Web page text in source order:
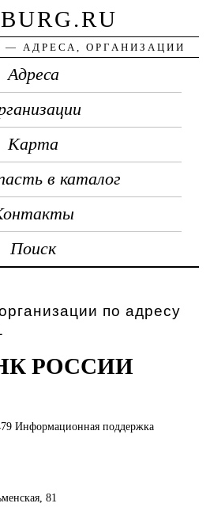
АДРЕСА, ОРГАНИЗАЦИИ
Адреса
Карта
в каталог
Поиск
по адресу
РОССИИ
Информационная поддержка
81